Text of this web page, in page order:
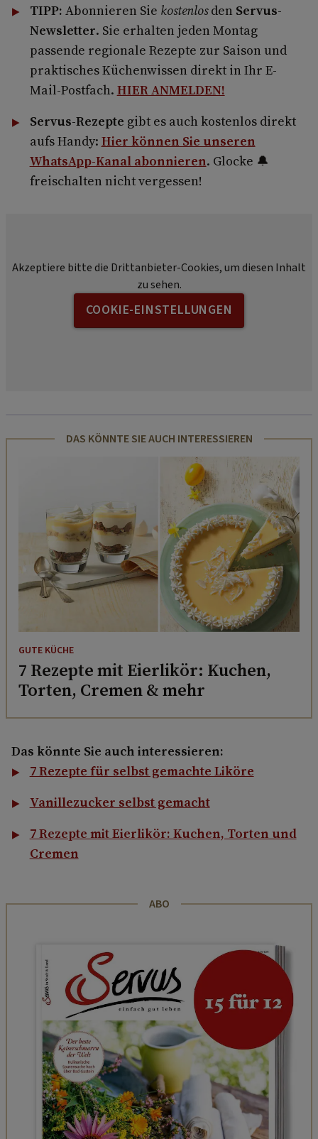
TIPP: Abonnieren Sie kostenlosden Servus-
Newsletter. Sie erhalten jeden Montag
passende regionale Rezepte zur Saison und
praktisches Küchenwissen direkt in Ihr E-
Mail-Postfach. HIER ANMELDEN!
Servus-Rezepte gibt es auch kostenlos direkt
aufs Handy: Hier können Sie unseren
WhatsApp-Kanal abonnieren. Glocke 🔔
freischalten nicht vergessen!
Akzeptiere bitte die Drittanbieter-Cookies, um diesen Inhalt
zu sehen.
COOKIE-EINSTELLUNGEN
DAS KÖNNTE SIE AUCH INTERESSIEREN
GUTE KÜCHE
7 Rezepte mit Eierlikör: Kuchen,
Torten, Cremen & mehr
Das könnte Sie auch interessieren:
7 Rezepte für selbst gemachte Liköre
Vanillezucker selbst gemacht
7 Rezepte mit Eierlikör: Kuchen, Torten und
Cremen
ABO